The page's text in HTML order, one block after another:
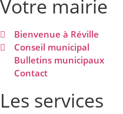
Votre mairie
Bienvenue à Réville
Conseil municipal
Bulletins municipaux
Contact
Les services